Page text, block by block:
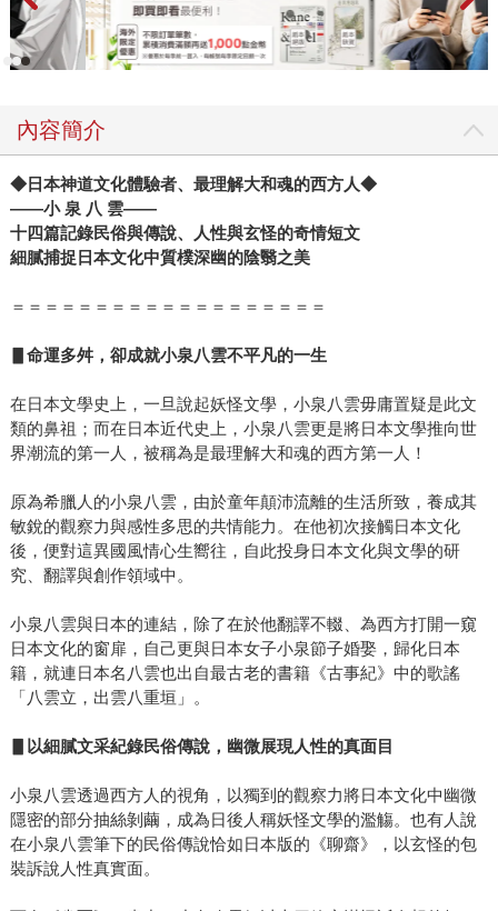
內容簡介
◆日本神道文化體驗者、最理解大和魂的西方人◆
——小 泉 八 雲——
十四篇記錄民俗與傳說、人性與玄怪的奇情短文
細膩捕捉日本文化中質樸深幽的陰翳之美
＝＝＝＝＝＝＝＝＝＝＝＝＝＝＝＝＝＝＝
▋命運多舛，卻成就小泉八雲不平凡的一生
在日本文學史上，一旦說起妖怪文學，小泉八雲毋庸置疑是此文
類的鼻祖；而在日本近代史上，小泉八雲更是將日本文學推向世
界潮流的第一人，被稱為是最理解大和魂的西方第一人！
原為希臘人的小泉八雲，由於童年顛沛流離的生活所致，養成其
敏銳的觀察力與感性多思的共情能力。在他初次接觸日本文化
後，便對這異國風情心生嚮往，自此投身日本文化與文學的研
究、翻譯與創作領域中。
小泉八雲與日本的連結，除了在於他翻譯不輟、為西方打開一窺
日本文化的窗扉，自己更與日本女子小泉節子婚娶，歸化日本
籍，就連日本名八雲也出自最古老的書籍《古事紀》中的歌謠
「八雲立，出雲八重垣」。
▋以細膩文采紀錄民俗傳說，幽微展現人性的真面目
小泉八雲透過西方人的視角，以獨到的觀察力將日本文化中幽微
隱密的部分抽絲剝繭，成為日後人稱妖怪文學的濫觴。也有人說
在小泉八雲筆下的民俗傳說恰如日本版的《聊齋》，以玄怪的包
裝訴說人性真實面。